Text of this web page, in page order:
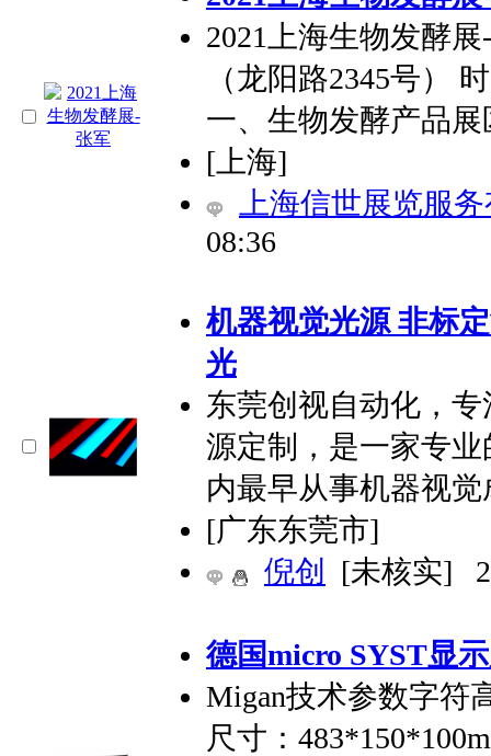
2021上海生物发酵
（龙阳路2345号）
一、生物发酵产品展
[上海]
上海信世展览服
08:36
机器视觉光源 非标
光
东莞创视自动化，
源定制，是一家专
内最早从事机器视
[广东东莞市]
倪创
[未核实]
德国micro SYST显
Migan技术参数字符
尺寸：